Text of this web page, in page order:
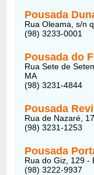
Pousada
Rua Oleama, s/n
(98) 3233-0001
Pousada do
Rua Sete de
MA
(98) 3231-4844
Pousada
Rua de Nazaré,
(98) 3231-1253
Pousada
Rua do Giz, 129 -
(98) 3222-9937